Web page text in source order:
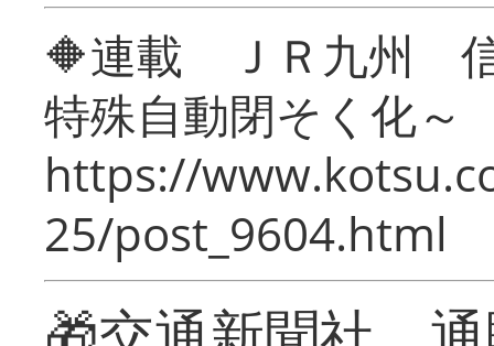
🔶連載 ＪＲ九州 信
特殊自動閉そく化～
https://
25/post_9604.html